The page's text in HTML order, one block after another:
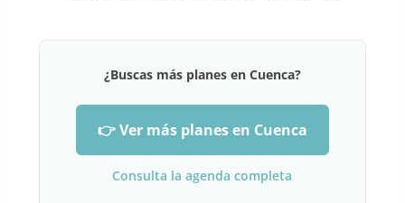
¿Buscas más planes en Cuenca?
👉 Ver más planes en Cuenca
Consulta la agenda completa